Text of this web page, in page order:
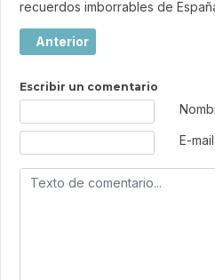
recuerdos imborrables de
Artículo anterior: Viajar:
Anterior
Escribir un comentario
E-